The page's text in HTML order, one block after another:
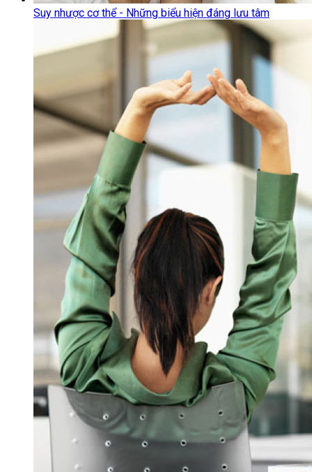
Suy nhược cơ thể - Những biểu hiện đáng lưu tâm